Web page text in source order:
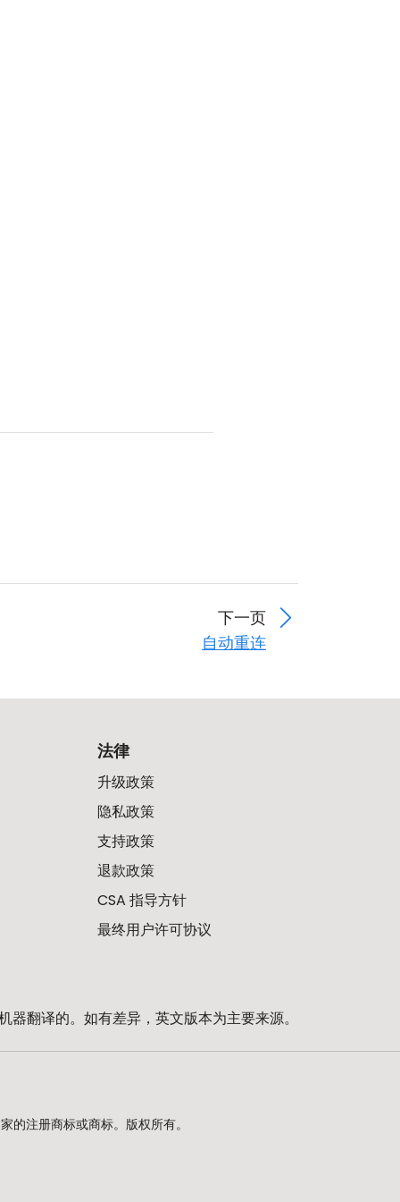
下一页
自动重连
法律
升级政策
隐私政策
支持政策
退款政策
CSA 指导方针
最终用户许可协议
器翻译的。如有差异，英文版本为主要来源。
注册商标或商标。版权所有。